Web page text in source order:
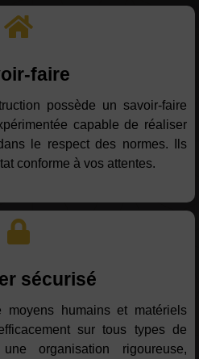
faire
possède un savoir-faire
capable de réaliser
le respect des normes. Ils
conforme à vos attentes.
sécurisé
moyens humains et matériels
sur tous types de
organisation rigoureuse,